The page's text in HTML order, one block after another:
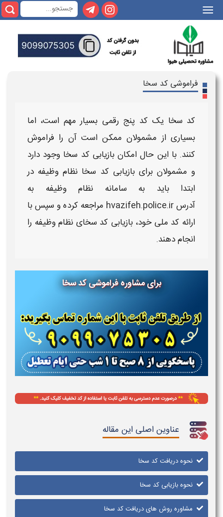
|||
فراموشی کد سخا
کد سخا یک کد پنج رقمی بسیار مهم است، اما
بسیاری از مشمولان ممکن است آن را فراموش
کنند. با این حال امکان بازیابی کد سخا وجود دارد
و مشمولان برایبازیابی کد سخا نظام وظیفه در
ابتدا باید به سامانه نظام وظیفه به
آدرسhvazifeh.police.ir
مراجعه کرده و سپس با
ارائه کد ملی خود، بازیابی کد سخای نظام وظیفه را
انجام دهند.
برای مشاورهفراموشی کد سخا
عناوین اصلی این مقاله
نحوه دریافت کد سخا
نحوه بازیابی کد سخا
مشاوره روش های دریافت کد سخا